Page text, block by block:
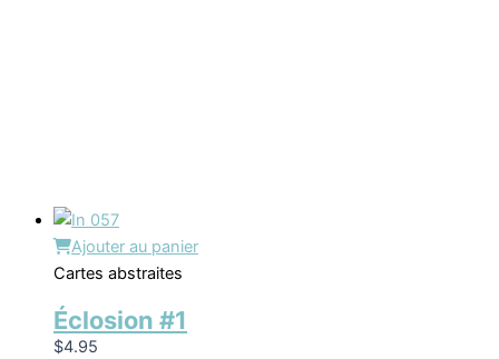
Ajouter au panier
Cartes abstraites
Éclosion #1
$4.95